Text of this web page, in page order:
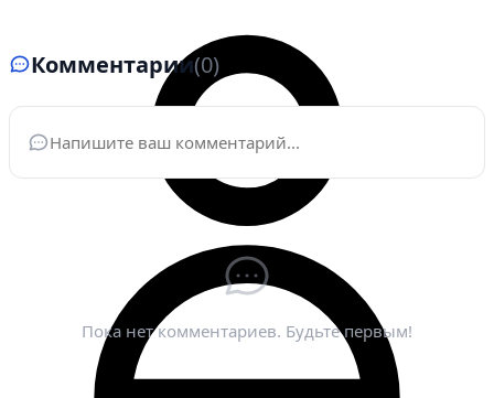
Комментарии(0)
Ваше имя*
Электронная почта
Пока нет комментариев. Будьте первым!